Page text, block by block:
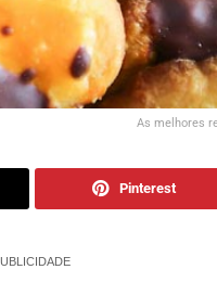
As melhores
Pinterest